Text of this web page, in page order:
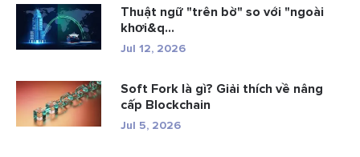
Thuật ngữ "trên bờ" so với "ngoài
khơi&q...
Jul 12, 2026
Soft Fork là gì? Giải thích về nâng
cấp Blockchain
Jul 5, 2026